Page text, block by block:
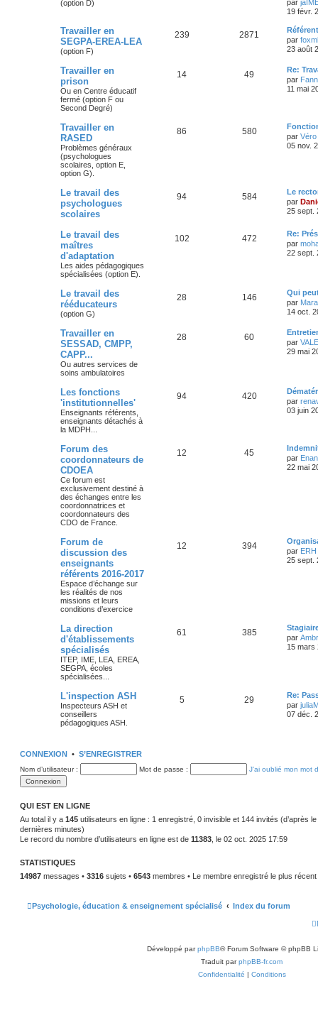
(option D) par
19 févr.
Travailler en
SEGPA-EREA-LEA
(option F)
239 2871
par
23 août
Travailler en
prison
Ou en Centre éducatif
fermé (option F ou
Second Degré)
14 49
Re:
par
11 mai
Travailler en
RASED
Problèmes généraux
(psychologues
scolaires, option E,
option G).
86 580
par Véro
05 nov.
Le travail des
psychologues
scolaires
94 584
Le
par
25 sept.
Le travail des
maîtres
d'adaptation
Les aides pédagogiques
spécialisées (option E).
102 472
Re:
par
22 sept.
Le travail des
rééducateurs
(option G)
28 146
Qui
par
14 oct.
Travailler en
SESSAD, CMPP,
CAPP...
Ou autres services de
soins ambulatoires
28 60
par
29 mai
Les fonctions
'institutionnelles'
Enseignants référents,
enseignants détachés à
la MDPH...
94 420
par
03 juin
Forum des
coordonnateurs de
CDOEA
Ce forum est
exclusivement destiné à
des échanges entre les
coordonnatrices et
coordonnateurs des
CDO de France.
12 45
par
22 mai
Forum de
discussion des
enseignants
référents 2016-2017
Espace d’échange sur
les réalités de nos
missions et leurs
conditions d’exercice
12 394
par
25 sept.
La direction
d'établissements
spécialisés
ITEP, IME, LEA, EREA,
SEGPA, écoles
spécialisées...
61 385
par
15 mars
L'inspection ASH
Inspecteurs ASH et
conseillers
pédagogiques ASH.
5 29
Re:
par
07 déc.
CONNEXION • S’ENREGISTRER
Nom d’utilisateur : Mot de passe : J’ai oublié mon mot
QUI EST EN LIGNE
Au total il y a 145 utilisateurs en ligne : 1 enregistré, 0 invisible et 144 invités (d’après
dernières minutes)
Le record du nombre d’utilisateurs en ligne est de 11383 , le 02 oct. 2025 17:59
STATISTIQUES
14987 messages • 3316 sujets • 6543 membres • Le membre enregistré le plus
Psychologie, éducation & enseignement spécialisé Index du forum
Développé parphpBB® Forum Software © phpBB
Traduit parphpBB-fr.com
Confidentialité | Conditions